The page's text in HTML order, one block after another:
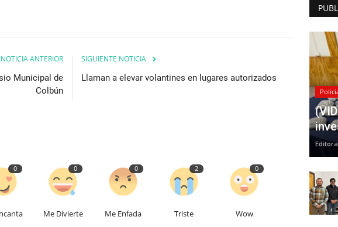
NOTICIA ANTERIOR
Municipal de
Colbún
SIGUIENTE NOTICIA
Llaman a elevar volantines en lugares autorizados
0 0
Me Divierte
0
Me Enfada
2
Triste
0
Wow
Editora